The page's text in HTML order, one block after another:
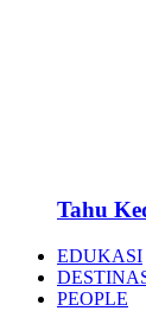
Tahu
EDUKASI
PEOPLE